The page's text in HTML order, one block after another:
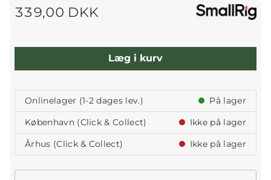
339,00 DKK
Læg i kurv
Onlinelager (1-2 dages lev.)
På lager
København (Click & Collect)
Ikke på lager
Århus (Click & Collect)
Ikke på lager